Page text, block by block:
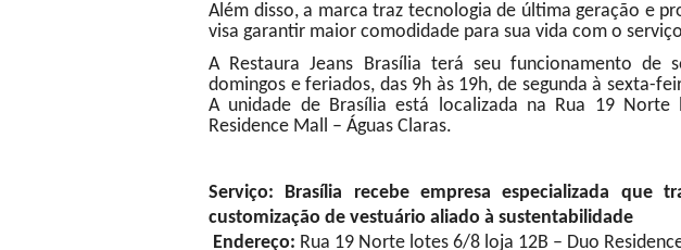
Além disso, a marca traz tecnologia de última geração e
visa garantir maior comodidade para sua vida com o
A Restaura Jeans Brasília terá seu funcionamento de
domingos e feriados, das 9h às 19h, de segunda à sexta-
A unidade de Brasília está localizada na Rua 19
Residence Mall – Águas Claras.
Serviço: Brasília recebe empresa especializada que
customização de vestuário aliado à sustentabilidade
Endereço: Rua 19 Norte lotes 6/8 loja 12B – Duo